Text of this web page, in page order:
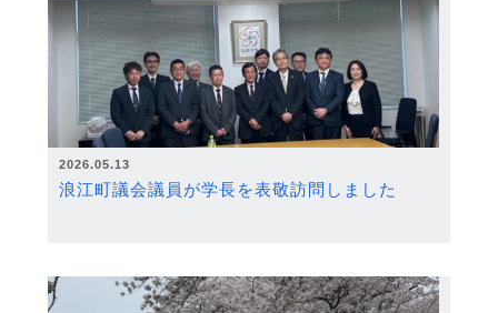
2026.05.13
浪江町議会議員が学長を表敬訪問しました